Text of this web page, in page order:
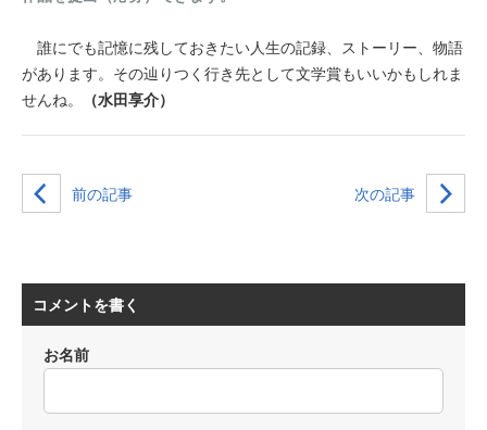
誰にでも記憶に残しておきたい人生の記録、ストーリー、物語
があります。その辿りつく行き先として文学賞もいいかもしれま
せんね。
（水田享介）
前の記事 次の記事
コメントを書く
お名前